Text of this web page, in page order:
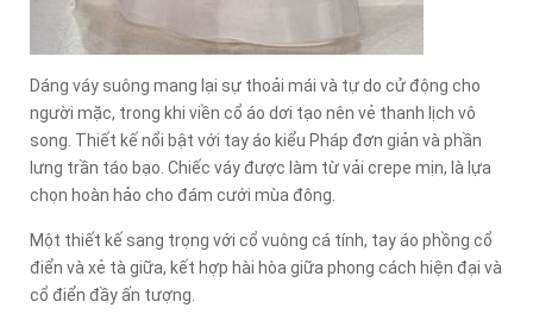
Dáng váy suông mang lại sự thoải mái và tự do cử động cho
người mặc, trong khi viền cổ áo dơi tạo nên vẻ thanh lịch vô
song. Thiết kế nổi bật với tay áo kiểu Pháp đơn giản và phần
lưng trần táo bạo. Chiếc váy được làm từ vải crepe mịn, là lựa
chọn hoàn hảo cho đám cưới mùa đông.
Một thiết kế sang trọng với cổ vuông cá tính, tay áo phồng cổ
điển và xẻ tà giữa, kết hợp hài hòa giữa phong cách hiện đại và
cổ điển đầy ấn tượng.